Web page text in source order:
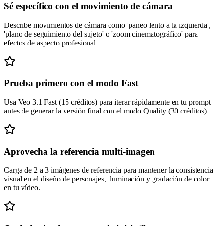
Sé específico con el movimiento de cámara
Describe movimientos de cámara como 'paneo lento a la izquierda',
'plano de seguimiento del sujeto' o 'zoom cinematográfico' para
efectos de aspecto profesional.
Prueba primero con el modo Fast
Usa Veo 3.1 Fast (15 créditos) para iterar rápidamente en tu prompt
antes de generar la versión final con el modo Quality (30 créditos).
Aprovecha la referencia multi-imagen
Carga de 2 a 3 imágenes de referencia para mantener la consistencia
visual en el diseño de personajes, iluminación y gradación de color
en tu vídeo.